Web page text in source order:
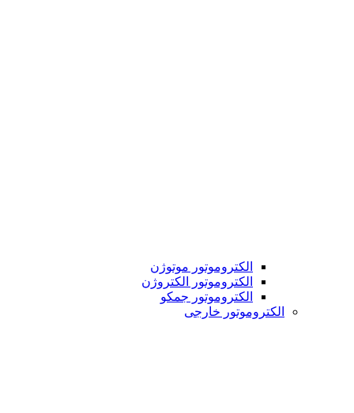
الکتروموتور موتوژن
الکتروموتور الکتروژن
الکتروموتور جمکو
الکتروموتور خارجی